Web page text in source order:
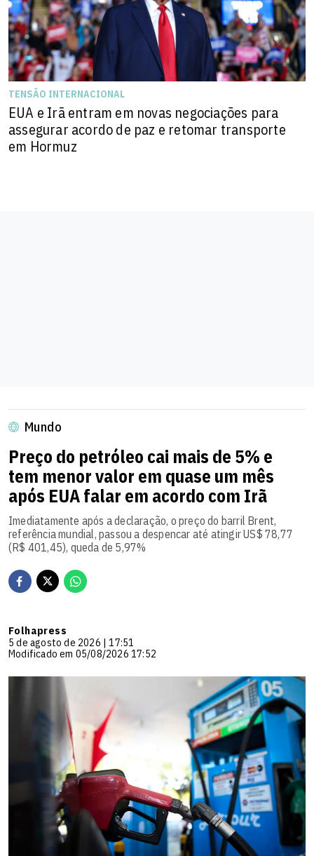
TENSÃO INTERNACIONAL
EUA e Irã entram em novas negociações para
assegurar acordo de paz e retomar transporte
em Hormuz
Mundo
Preço do petróleo cai mais de 5% e
tem menor valor em quase um mês
após EUA falar em acordo com Irã
Imediatamente após a declaração, o preço do barril Brent,
referência mundial, passou a despencar até atingir US$ 78,77
(R$ 401,45), queda de 5,97%
Folhapress
5 de agosto de 2026 | 17:51
Modificado em 05/08/2026 17:52